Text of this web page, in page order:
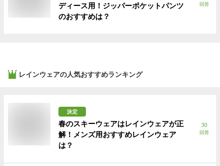
ディース用！ジッパーポケットパンツ
のおすすめは？
回答
レインウェアの人気おすすめランキング
決定
春のスキーウェアはレインウェアが正
解！メンズ用おすすめレインウェア
は？
30
回答